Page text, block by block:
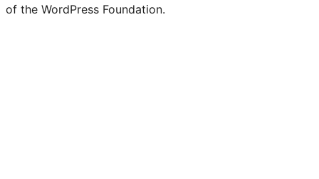
of the WordPress Foundation.